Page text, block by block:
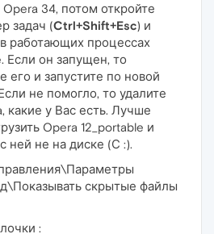
34, потом откройте
задач (Ctrl+Shift+Esc) и
работающих процессах
Если он запущен, то
его и запустите по новой
не помогло, то удалите
какие у Вас есть. Лучше
Opera 12_portable и
ней не на диске (С :).
скрытые файлы
: